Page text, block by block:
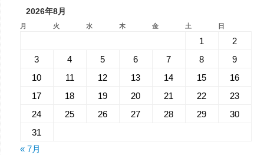
2026年8月
月 火 水 木 金 土 日
1
2
3
4 5 6 7 8
9
10
11 12 13 14 15
16
17
18 19 20 21 22
23
24
25 26 27 28 29
30
31
« 7月